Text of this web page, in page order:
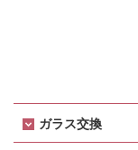
ガラス交換